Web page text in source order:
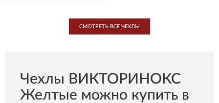
СМОТРЕТЬ ВСЕ ЧЕХЛЫ
Чехлы ВИКТОРИНОКС
Желтые можно купить в